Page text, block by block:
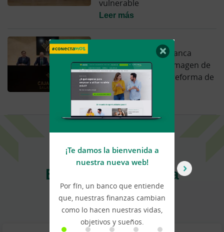
vulnerable
Leer más
08.07.26
Caja Rural de Salamanca
presenta su nueva imagen de
marca y culmina la reforma de
su oficina principal
Leer más
Estamos aquí para
ayudarte
×
¡Te damos la bienvenida a
nuestra nueva web!
Por fín, un banco que entiende
que, nuestras finanzas cambian
como lo hacen nuestras vidas,
objetivos y sueños.